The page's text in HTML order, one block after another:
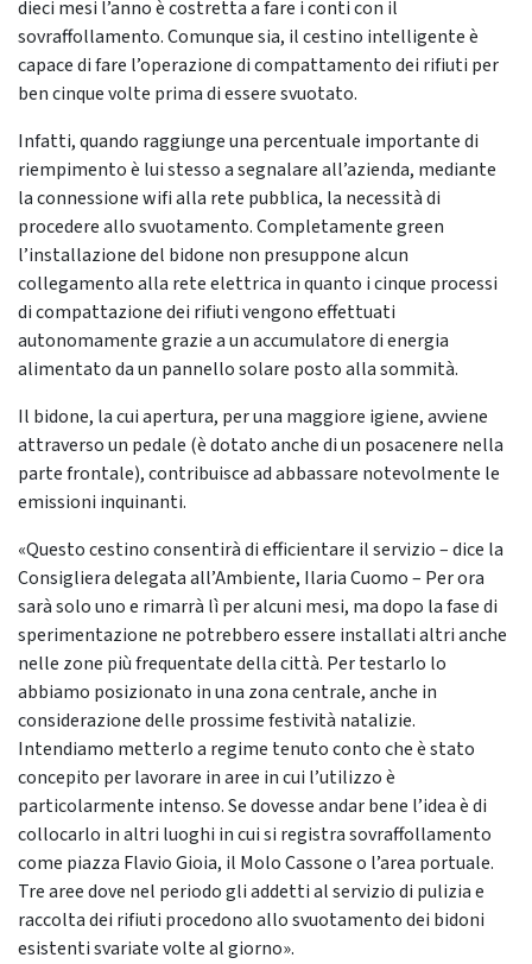
dieci mesi l’anno è costretta a fare i conti con il
sovraffollamento. Comunque sia, il cestino intelligente è
capace di fare l’operazione di compattamento dei rifiuti per
ben cinque volte prima di essere svuotato.
Infatti, quando raggiunge una percentuale importante di
riempimento è lui stesso a segnalare all’azienda, mediante
la connessione wifi alla rete pubblica, la necessità di
procedere allo svuotamento. Completamente green
l’installazione del bidone non presuppone alcun
collegamento alla rete elettrica in quanto i cinque processi
di compattazione dei rifiuti vengono effettuati
autonomamente grazie a un accumulatore di energia
alimentato da un pannello solare posto alla sommità.
Il bidone, la cui apertura, per una maggiore igiene, avviene
attraverso un pedale (è dotato anche di un posacenere nella
parte frontale), contribuisce ad abbassare notevolmente le
emissioni inquinanti.
«Questo cestino consentirà di efficientare il servizio – dice la
Consigliera delegata all’Ambiente, Ilaria Cuomo – Per ora
sarà solo uno e rimarrà lì per alcuni mesi, ma dopo la fase di
sperimentazione ne potrebbero essere installati altri anche
nelle zone più frequentate della città. Per testarlo lo
abbiamo posizionato in una zona centrale, anche in
considerazione delle prossime festività natalizie.
Intendiamo metterlo a regime tenuto conto che è stato
concepito per lavorare in aree in cui l’utilizzo è
particolarmente intenso. Se dovesse andar bene l’idea è di
collocarlo in altri luoghi in cui si registra sovraffollamento
come piazza Flavio Gioia, il Molo Cassone o l’area portuale.
Tre aree dove nel periodo gli addetti al servizio di pulizia e
raccolta dei rifiuti procedono allo svuotamento dei bidoni
esistenti svariate volte al giorno».